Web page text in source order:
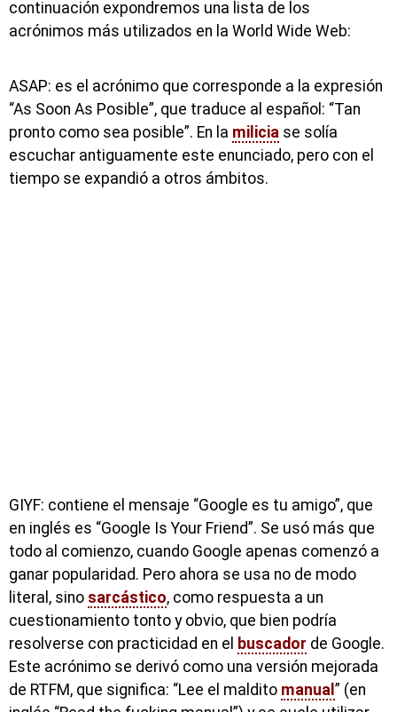
continuación expondremos una lista de los
acrónimos más utilizados en la World Wide Web:
ASAP: es el acrónimo que corresponde a la expresión
“As Soon As Posible”, que traduce al español: “Tan
pronto como sea posible”. En la milicia se solía
escuchar antiguamente este enunciado, pero con el
tiempo se expandió a otros ámbitos.
GIYF: contiene el mensaje “Google es tu amigo”, que
en inglés es “Google Is Your Friend”. Se usó más que
todo al comienzo, cuando Google apenas comenzó a
ganar popularidad. Pero ahora se usa no de modo
literal, sino sarcástico, como respuesta a un
cuestionamiento tonto y obvio, que bien podría
resolverse con practicidad en el buscador de Google.
Este acrónimo se derivó como una versión mejorada
de RTFM, que significa: “Lee el maldito manual ” (en